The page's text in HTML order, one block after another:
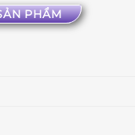
PHẨM